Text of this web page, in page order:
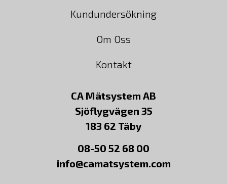
Kundundersökning
Om Oss
Kontakt
CA Mätsystem AB
Sjöflygvägen 35
183 62 Täby
08-50 52 68 00
info@camatsystem.com